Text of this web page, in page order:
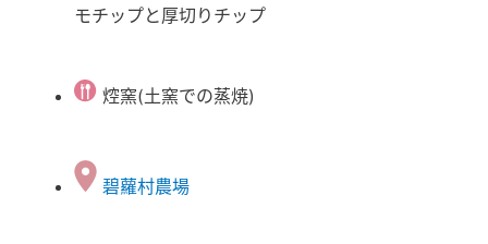
モチップと厚切りチップ
焢窯(土窯での蒸焼)
碧蘿村農場